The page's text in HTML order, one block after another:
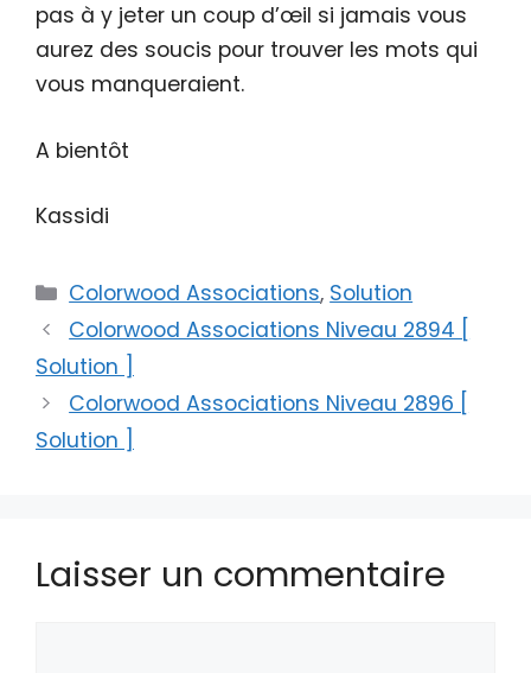
pas à y jeter un coup d’œil si jamais vous
aurez des soucis pour trouver les mots qui
vous manqueraient.
A bientôt
Kassidi
Catégories
Colorwood Associations, Solution
Colorwood Associations Niveau 2894 [
Solution ]
Colorwood Associations Niveau 2896 [
Solution ]
Laisser un commentaire